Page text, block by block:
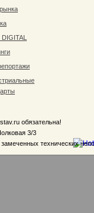
DIGITAL
обязательна!
3/3
технических